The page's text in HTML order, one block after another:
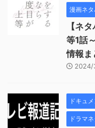
漫画ネ
【ネ
等1話
情報ま
2024/
ドキュ
ドラマ